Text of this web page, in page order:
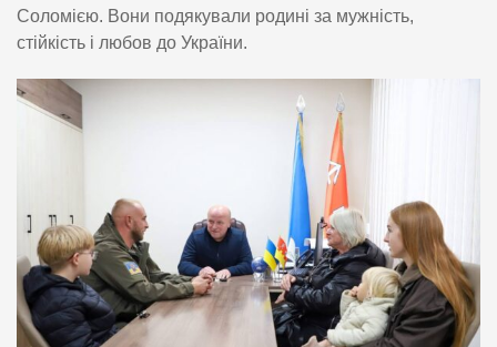
Соломією. Вони подякували родині за мужність,
стійкість і любов до України.